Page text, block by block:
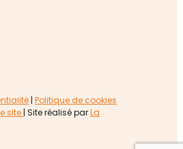
| Politique de cookies
site | Site réalisé parLa